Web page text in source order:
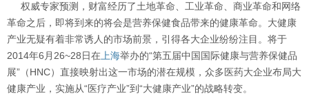
权威专家预测，财富经历了土地革命、工业革命、商业革命和网络
革命之后，即将到来的将会是营养保健食品带来的健康革命。大健康
产业无疑有着非常诱人的市场前景，引得各大企业纷纷注目。将于
2014年6月26~28日在 上海举办的“第五届中国国际健康与营养保健品
展”（HNC）直接映射出这一市场的潜在规模，众多医药大企业布局大
健康产业，实施从“医疗产业”到“大健康产业”的战略转变。